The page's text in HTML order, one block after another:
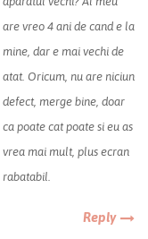
are vreo 4 ani de cand e la
mine, dar e mai vechi de
atat. Oricum, nu are niciun
defect, merge bine, doar
ca poate cat poate si eu as
vrea mai mult, plus ecran
rabatabil.
Reply